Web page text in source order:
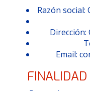
Razón social:
Dirección:
Email: